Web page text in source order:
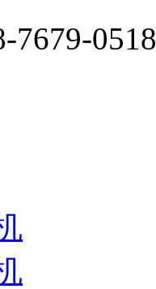
7679-0518